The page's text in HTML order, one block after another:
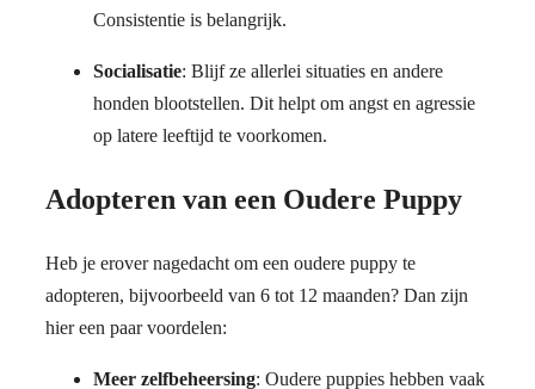
Consistentie is belangrijk.
Socialisatie: Blijf ze allerlei situaties en andere
honden blootstellen. Dit helpt om angst en agressie
op latere leeftijd te voorkomen.
Adopteren van een Oudere Puppy
Heb je erover nagedacht om een oudere puppy te
adopteren, bijvoorbeeld van 6 tot 12 maanden? Dan zijn
hier een paar voordelen:
Meer zelfbeheersing: Oudere puppies hebben vaak